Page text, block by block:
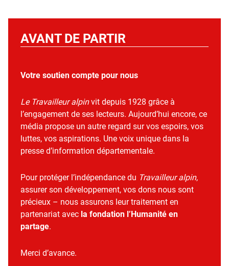
AVANT DE PARTIR
Votre soutien compte pour nous
Le Travailleur alpinvit depuis 1928 grâce à
l’engagement de ses lecteurs. Aujourd’hui encore, ce
média propose un autre regard sur vos espoirs, vos
luttes, vos aspirations. Une voix unique dans la
presse d’information départementale.
Pour protéger l’indépendance du Travailleur alpin,
assurer son développement, vos dons nous sont
précieux – nous assurons leur traitement en
partenariat avec la fondation l’Humanité en
partage.
Merci d’avance.